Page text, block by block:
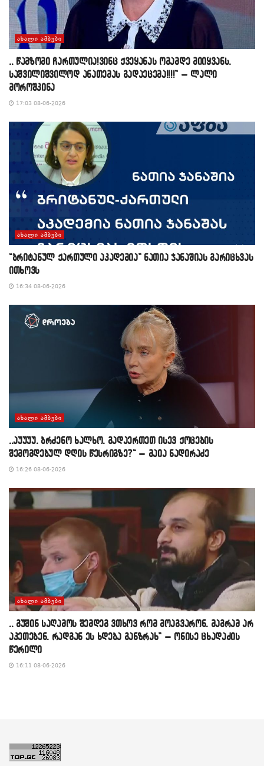
ᲐᲮᲐᲚᲘ ᲐᲛᲑᲔᲑᲘ
,, წამზომი ჩართულია!ვინც ქვეყანას ომამდე მიიყვანს,
საშვილიშვილოდ ანათემას გადაეცემა!!!!” – ლალი
მოროშკინა
17:03 08-06-2026
ᲐᲮᲐᲚᲘ ᲐᲛᲑᲔᲑᲘ
“ბრიტანულ ქართული აკადემია” ნათია ჯანაშიას გარიცხვას
ითხოვს
16:34 08-06-2026
ᲐᲮᲐᲚᲘ ᲐᲛᲑᲔᲑᲘ
,,აუუუუ, ბრძენო ხალხო, გადაერთეთ ისევ ქოცების
შემოგდებულ დღის წესრიგზე?“ – მაია ნადირაძე
16:26 08-06-2026
ᲐᲮᲐᲚᲘ ᲐᲛᲑᲔᲑᲘ
,, გუშინ საღამოს შემდეგ ვთხოვ რომ მოაგვარონ, მაგრამ არ
აკეთებენ, რადგან ეს ხდება განზრახ” – ონისე ცხადაძის
წერილი
16:11 08-06-2026